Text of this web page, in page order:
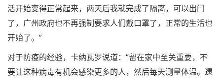
活开始变得正常起来，两天后我就完成了隔离，可以出门
了，广州政府也不再强制要求人们戴口罩了，正常的生活也
开始了。”
对于防疫的经验，卡纳瓦罗说道：“留在家中至关重要，不
要让这种病毒有机会感染更多的人，然后每天测量体温。遗